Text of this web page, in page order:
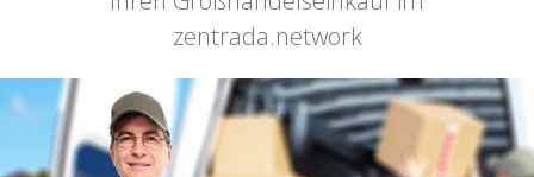
zentrada.network